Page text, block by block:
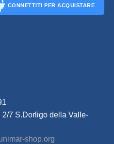
CONNETTITI PER ACQUISTARE
2/7 S.Dorligo della Valle-
shop.org